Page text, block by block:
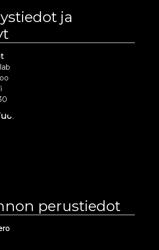
ja
perustiedot